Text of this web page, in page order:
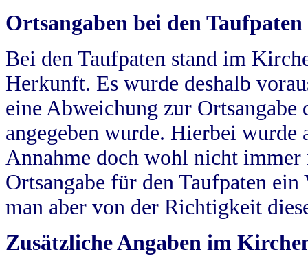
Ortsangaben bei den Taufpaten
Bei den Taufpaten stand im
Herkunft. Es wurde deshalb
eine Abweichung zur
angegeben wurde. Hierbei wurde
Annahme doch wohl nicht
Ortsangabe für den Taufpaten
man aber von der Richtigkeit
Zusätzliche Angaben im